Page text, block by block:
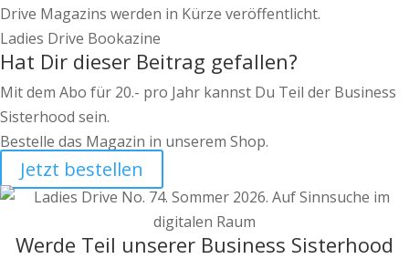
Drive Magazins werden in Kürze veröffentlicht.
Ladies Drive Bookazine
Hat Dir dieser Beitrag gefallen?
Mit dem Abo für 20.- pro Jahr kannst Du Teil der Business
Sisterhood sein.
Bestelle das Magazin in unserem Shop.
Jetzt bestellen
Werde Teil unserer Business Sisterhood